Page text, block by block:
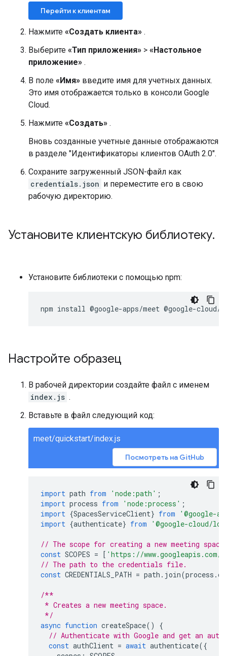
Перейти к клиентам
Нажмите «Создать клиента» .
Выберите «Тип приложения» > «Настольное
приложение» .
В поле «Имя» введите имя для учетных данных.
Это имя отображается только в консоли Google
Cloud.
Нажмите «Создать» .
Вновь созданные учетные данные отображаются
в разделе "Идентификаторы клиентов OAuth 2.0".
Сохраните загруженный JSON-файл как
credentials.json и переместите его в свою
рабочую директорию.
Установите клиентскую библиотеку.
Установите библиотеки с помощью npm:
Настройте образец
В рабочей директории создайте файл с именем
index.js .
Вставьте в файл следующий код:
meet/quickstart/index.js
Посмотреть на GitHub
import path from 'node:path' ;
import process from 'node:process' ;
import {SpacesServiceClient} from
'@google-
import {authenticate} from '@google-cloud/
// The scope for creating a new meeting
const SCOPES = [ 'https://www.googleapis.com/
// The path to the credentials file.
const CREDENTIALS_PATH = path . join(process .
/**
* Creates a new meeting space.
*/
async function createSpace()
{
// Authenticate with Google and get an
const authClient = await authenticate({